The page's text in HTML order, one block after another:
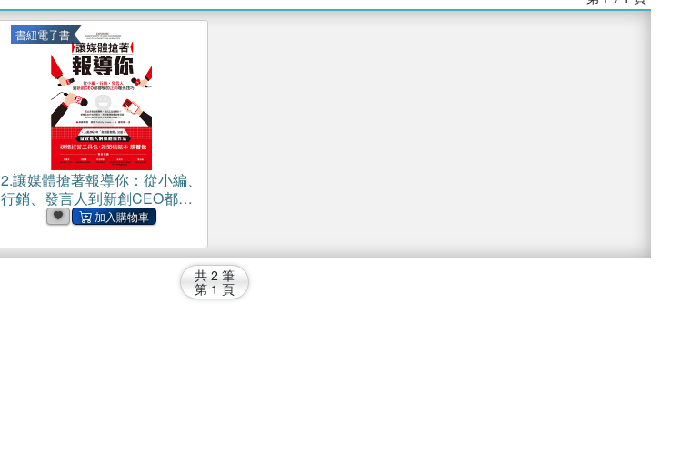
書紐電子書
2.讓媒體搶著報導你：從小編、
行銷、發言人到新創CEO都得
學的正向曝光技巧(電子書)
共 2 筆
第 1 頁